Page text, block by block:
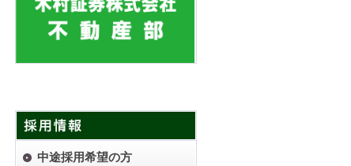
中途採用希望の方